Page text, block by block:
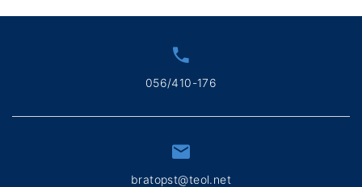
056/410-176
bratopst@teol.net